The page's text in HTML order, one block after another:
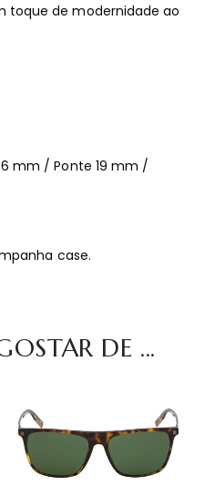
toque de modernidade ao
mm / Ponte 19 mm /
case.
DE ...